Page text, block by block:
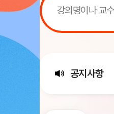
공지사항